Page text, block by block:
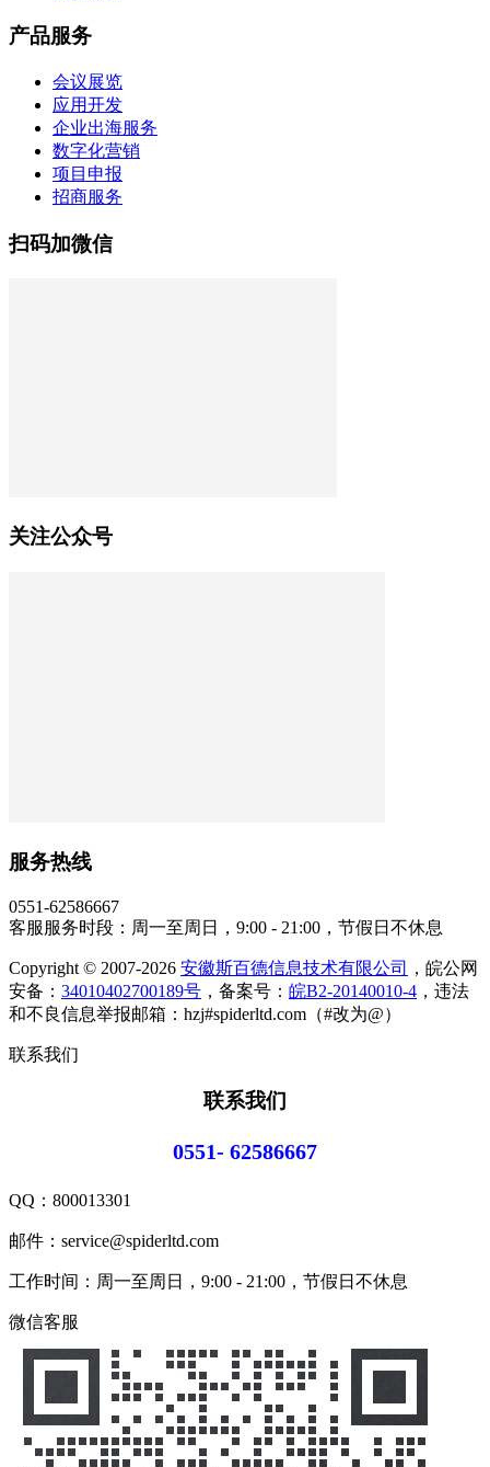
产品服务
会议展览
应用开发
企业出海服务
数字化营销
项目申报
招商服务
扫码加微信
关注公众号
服务热线
0551-62586667
客服服务时段：周一至周日，9:00 - 21:00，节假日不休息
Copyright © 2007-2026 安徽斯百德信息技术有限公司
，皖公网
安备： 34010402700189号 ，备案号： 皖B2-20140010-4 ，违法
和不良信息举报邮箱：hzj#spiderltd.com（#改为@）
联系我们
联系我们
0551- 62586667
QQ： 800013301
邮件：service@spiderltd.com
工作时间：周一至周日，9:00 - 21:00，节假日不休息
微信客服